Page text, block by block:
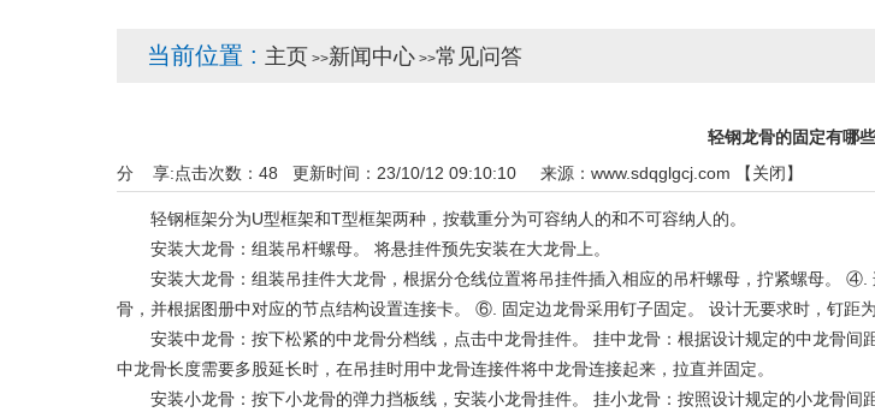
当前位置 : 主页 >>新闻中心 >>常见问答
轻钢龙骨的固定有哪
点击次数： 48 更新时间：23/10/12 09:10:10 来源： www.sdqglgcj.com 【关闭】
分 享:
轻钢框架分为U型框架和T型框架两种，按载重分为可容纳人的和不可容纳人的。
安装大龙骨：组装吊杆螺母。 将悬挂件预先安装在大龙骨上。
安装大龙骨：组装吊挂件大龙骨，根据分仓线位置将吊挂件插入相应的吊杆螺母，拧紧螺母。 ④.
骨，并根据图册中对应的节点结构设置连接卡。 ⑥. 固定边龙骨采用钉子固定。 设计无要求时，钉距为
安装中龙骨：按下松紧的中龙骨分档线，点击中龙骨挂件。 挂中龙骨：根据设计规定的中龙骨间
中龙骨长度需要多股延长时，在吊挂时用中龙骨连接件将中龙骨连接起来，拉直并固定。
安装小龙骨：按下小龙骨的弹力挡板线，安装小龙骨挂件。 挂小龙骨：按照设计规定的小龙骨间